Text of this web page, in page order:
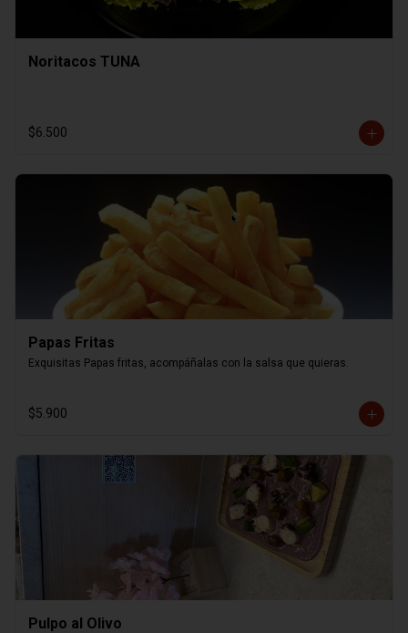
Noritacos TUNA
$6.500
Papas Fritas
Exquisitas Papas fritas, acompáñalas con la salsa que quieras.
$5.900
Pulpo al Olivo